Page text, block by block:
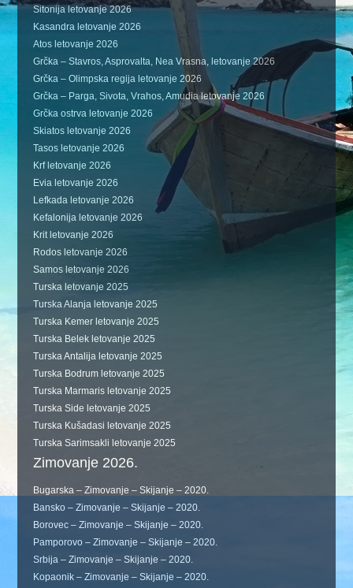
Sitonija letovanje 2026
Kasandra letovanje 2026
Atos letovanje 2026
Grčka – Stavros, Asprovalta, Nea Vrasna, letovanje 2026
Grčka – Olimpska regija letovanje 2026
Grčka – Parga, Sivota, Vrahos, Amudia letovanje 2026
Grčka ostrva letovanje 2026
Skiatos letovanje 2026
Tasos letovanje 2026
Krf letovanje 2026
Evia letovanje 2026
Lefkada letovanje 2026
Kefalonija letovanje 2026
Krit letovanje 2026
Rodos letovanje 2026
Samos letovanje 2026
Turska letovanje 2025
Turska Alanja letovanje 2025
Turska Kemer letovanje 2025
Turska Belek letovanje 2025
Turska Antalija letovanje 2025
Turska Bodrum letovanje 2025
Turska Marmaris letovanje 2025
Turska Side letovanje 2025
Turska Kušadasi letovanje 2025
Turska Sarimsakli letovanje 2025
Zimovanje 2026.
Bugarska – Zimovanje – Skijanje – 2020.
Bansko – Zimovanje – Skijanje – 2020.
Borovec – Zimovanje – Skijanje – 2020.
Pamporovo – Zimovanje – Skijanje – 2020.
Srbija – Zimovanje – Skijanje – 2020.
Kopaonik – Zimovanje – Skijanje – 2020.